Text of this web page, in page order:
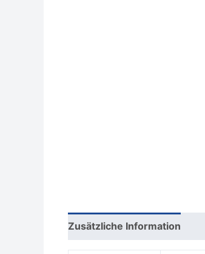
Zusätzliche Information